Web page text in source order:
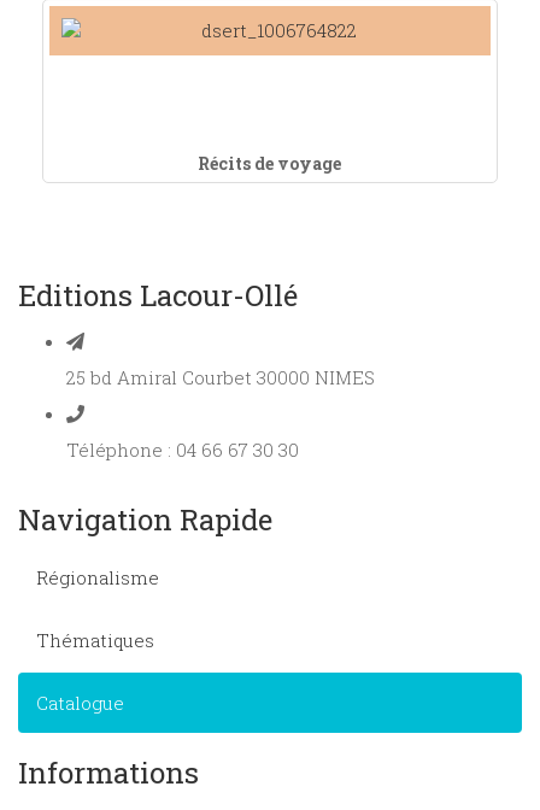
Récits de voyage
Editions Lacour-Ollé
25 bd Amiral Courbet 30000 NIMES
Téléphone : 04 66 67 30 30
Navigation Rapide
Régionalisme
Thématiques
Catalogue
Informations